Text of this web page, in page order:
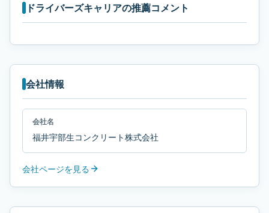
ドライバーズキャリアの推薦コメント
会社情報
会社名
福井宇部生コンクリート株式会社
会社ページを見る